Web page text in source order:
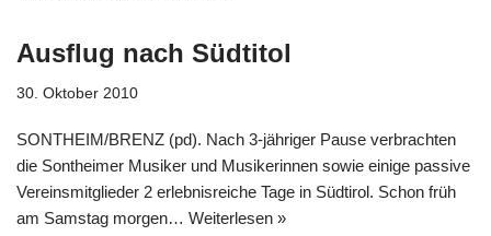
Ausflug nach Südtitol
30. Oktober 2010
SONTHEIM/BRENZ (pd). Nach 3-jähriger Pause verbrachten
die Sontheimer Musiker und Musikerinnen sowie einige passive
Vereinsmitglieder 2 erlebnisreiche Tage in Südtirol. Schon früh
am Samstag morgen… Weiterlesen »